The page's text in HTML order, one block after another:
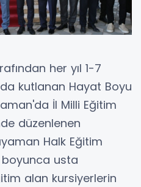
her yıl 1-7
kutlanan Hayat Boyu
İl Milli Eğitim
düzenlenen
Halk Eğitim
boyunca usta
alan kursiyerlerin